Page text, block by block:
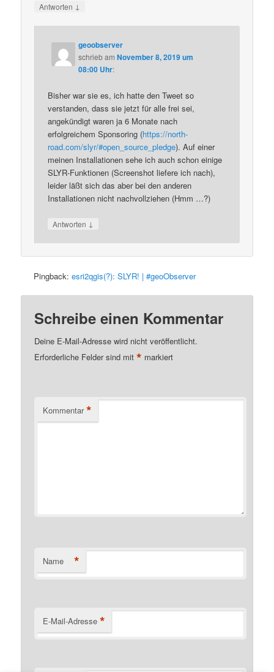
Antworten ↓
geoobserver
schriebamNovember 8, 2019 um
08:00 Uhr:
Bisher war sie es, ich hatte den Tweet so
verstanden, dass sie jetzt für alle frei sei,
angekündigt waren ja 6 Monate nach
erfolgreichem Sponsoring (https://north-
road.com/slyr/#open_source_pledge). Auf einer
meinen Installationen sehe ich auch schon einige
SLYR-Funktionen (Screenshot liefere ich nach),
leider läßt sich das aber bei den anderen
Installationen nicht nachvollziehen (Hmm …?)
Antworten ↓
Pingback:esri2qgis(?): SLYR! | #geoObserver
Schreibe einen Kommentar
Deine E-Mail-Adresse wird nicht veröffentlicht.
Erforderliche Felder sind mit* markiert
Kommentar *
Name *
E-Mail-Adresse *